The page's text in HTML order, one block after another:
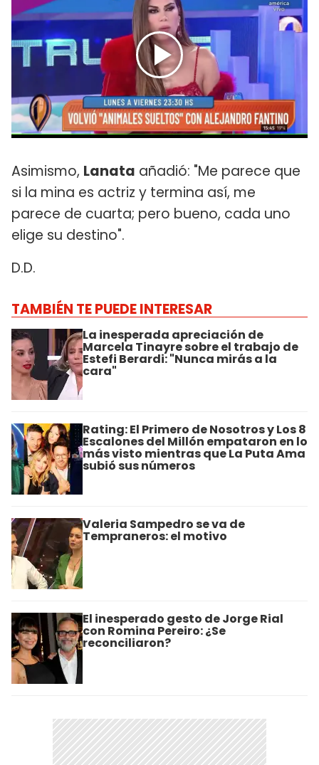
Asimismo, Lanata añadió: "Me parece que
si la mina es actriz y termina así, me
parece de cuarta; pero bueno, cada uno
elige su destino".
D.D.
TAMBIÉN TE PUEDE INTERESAR
La inesperada apreciación de
Marcela Tinayre sobre el trabajo de
Estefi Berardi: "Nunca mirás a la
cara"
Rating: El Primero de Nosotros y Los 8
Escalones del Millón empataron en lo
más visto mientras que La Puta Ama
subió sus números
Valeria Sampedro se va de
Tempraneros: el motivo
El inesperado gesto de Jorge Rial
con Romina Pereiro: ¿Se
reconciliaron?